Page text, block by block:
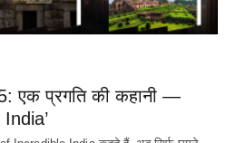
एक प्रगति की कहानी —